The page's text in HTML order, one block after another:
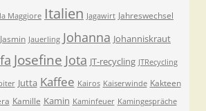
Maggiore Italien Jagawirt Jahreswechsel
Jasmin Jauerling Johanna Johanniskraut
Josefine Jota JT-recycling JTRecycling
Jutta Kaffee Kairos Kaiserwinde Kakteen
Kamille Kamin Kaminfeuer Kamingespräche